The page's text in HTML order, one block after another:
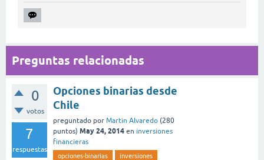
Preguntas relacionadas
0
votos
7
respuestas
Opciones binarias desde
Chile
preguntado por Martin Alvaredo (280
puntos) May 24, 2014 en inversiones
financieras
opciones-binarias inversiones